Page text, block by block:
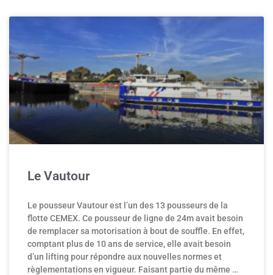
Le Vautour
Le pousseur Vautour est l’un des 13 pousseurs de la
flotte CEMEX. Ce pousseur de ligne de 24m avait besoin
de remplacer sa motorisation à bout de souffle. En effet,
comptant plus de 10 ans de service, elle avait besoin
d’un lifting pour répondre aux nouvelles normes et
règlementations en vigueur. Faisant partie du même …